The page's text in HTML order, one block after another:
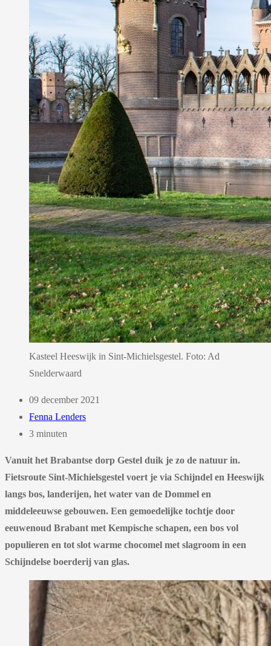
Kasteel Heeswijk in Sint-Michielsgestel. Foto: Ad
Snelderwaard
09 december 2021
Fenna Lenders
3 minuten
Vanuit het Brabantse dorp Gestel duik je zo de natuur in.
Fietsroute Sint-Michielsgestel voert je via Schijndel en Heeswijk
langs bos, landerijen, het water van de Dommel en
middeleeuwse gebouwen. Een gemoedelijke tochtje door
eeuwenoud Brabant met Kempische schapen, een bos vol
populieren en tot slot warme chocomel met slagroom in een
Schijndelse boerderij van glas.